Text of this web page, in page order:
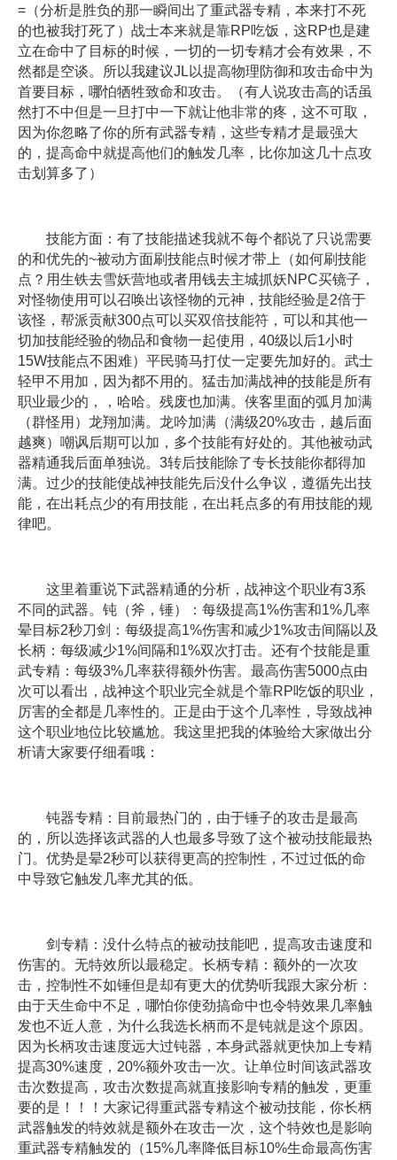
=（分析是胜负的那一瞬间出了重武器专精，本来打不死
的也被我打死了）战士本来就是靠RP吃饭，这RP也是建
立在命中了目标的时候，一切的一切专精才会有效果，不
然都是空谈。所以我建议JL以提高物理防御和攻击命中为
首要目标，哪怕牺牲致命和攻击。（有人说攻击高的话虽
然打不中但是一旦打中一下就让他非常的疼，这不可取，
因为你忽略了你的所有武器专精，这些专精才是最强大
的，提高命中就提高他们的触发几率，比你加这几十点攻
击划算多了）
技能方面：有了技能描述我就不每个都说了只说需要
的和优先的~被动方面刷技能点时候才带上（如何刷技能
点？用生铁去雪妖营地或者用钱去主城抓妖NPC买镜子，
对怪物使用可以召唤出该怪物的元神，技能经验是2倍于
该怪，帮派贡献300点可以买双倍技能符，可以和其他一
切加技能经验的物品和食物一起使用，40级以后1小时
15W技能点不困难）平民骑马打仗一定要先加好的。武士
轻甲不用加，因为都不用的。猛击加满战神的技能是所有
职业最少的，，哈哈。残废也加满。侠客里面的弧月加满
（群怪用）龙翔加满。龙吟加满（满级20%攻击，越后面
越爽）嘲讽后期可以加，多个技能有好处的。其他被动武
器精通我后面单独说。3转后技能除了专长技能你都得加
满。过少的技能使战神技能先后没什么争议，遵循先出技
能，在出耗点少的有用技能，在出耗点多的有用技能的规
律吧。
这里着重说下武器精通的分析，战神这个职业有3系
不同的武器。钝（斧，锤）：每级提高1%伤害和1%几率
晕目标2秒刀剑：每级提高1%伤害和减少1%攻击间隔以及
长柄：每级减少1%间隔和1%双次打击。还有个技能是重
武专精：每级3%几率获得额外伤害。最高伤害5000点由
次可以看出，战神这个职业完全就是个靠RP吃饭的职业，
厉害的全都是几率性的。正是由于这个几率性，导致战神
这个职业地位比较尴尬。我这里把我的体验给大家做出分
析请大家要仔细看哦：
钝器专精：目前最热门的，由于锤子的攻击是最高
的，所以选择该武器的人也最多导致了这个被动技能最热
门。优势是晕2秒可以获得更高的控制性，不过过低的命
中导致它触发几率尤其的低。
剑专精：没什么特点的被动技能吧，提高攻击速度和
伤害的。无特效所以最稳定。长柄专精：额外的一次攻
击，控制性不如锤但是却有更大的优势听我跟大家分析：
由于天生命中不足，哪怕你使劲搞命中也令特效果几率触
发也不近人意，为什么我选长柄而不是钝就是这个原因。
因为长柄攻击速度远大过钝器，本身武器就更快加上专精
提高30%速度，20%额外攻击一次。让单位时间该武器攻
击次数提高，攻击次数提高就直接影响专精的触发，更重
要的是！！！大家记得重武器专精这个被动技能，你长柄
武器触发的特效就是额外在攻击一次，这个特效也是影响
重武器专精触发的（15%几率降低目标10%生命最高伤害